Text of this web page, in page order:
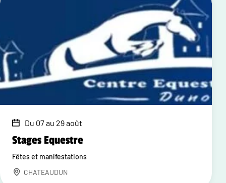
Du 07 au 29 août
Stages Equestre
Fêtes et manifestations
CHATEAUDUN